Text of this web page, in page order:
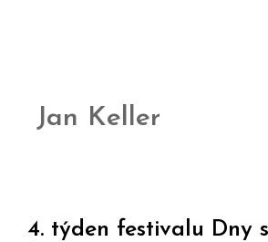
Jan Keller
4. týden festivalu Dny